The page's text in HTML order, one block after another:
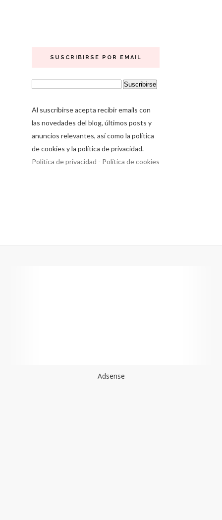
SUSCRIBIRSE POR EMAIL
Al suscribirse acepta recibir emails con
las novedades del blog, últimos posts y
anuncios relevantes, así como la política
de cookies y la política de privacidad.
Política de privacidad - Política de cookies
Adsense